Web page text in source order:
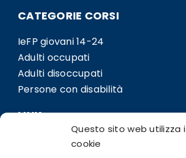
Questo sito web utilizza i
cookie
CATEGORIE CORSI
IeFP giovani 14-24
Adulti occupati
Adulti disoccupati
Persone con disabilità
LINK